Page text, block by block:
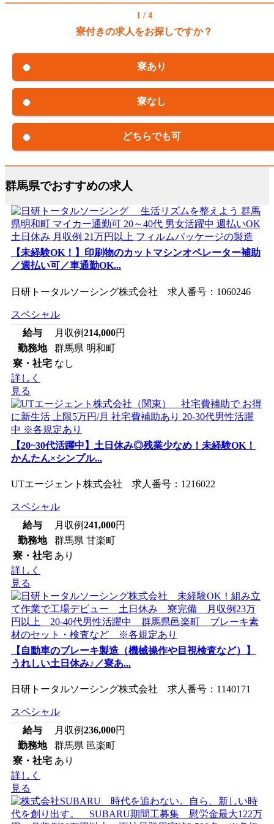
1 / 4
寮付きの求人をお探しですか？
寮あり
寮なし
どちらでも可
群馬県でおすすめの求人
【未経験OK！】印刷物のカットマシンオペレーター補助
／週払い可／車通勤OK...
日研トータルソーシング株式会社 求人番号：1060246
スペシャル
給与
月収例214,000円
勤務地
群馬県 明和町
寮・社宅 なし
詳しく
見る
【20~30代活躍中】土日休み◎残業少なめ！未経験OK！
かんたん×シンプル...
UTエージェント株式会社 求人番号：1216022
スペシャル
給与
月収例241,000円
勤務地
群馬県 甘楽町
寮・社宅 あり
詳しく
見る
【自動車のブレーキ製造（機械操作や目視検査など）】
うれしい土日休み♪／寮あ...
日研トータルソーシング株式会社 求人番号：1140171
スペシャル
給与
月収例236,000円
勤務地
群馬県 邑楽町
寮・社宅 あり
詳しく
見る